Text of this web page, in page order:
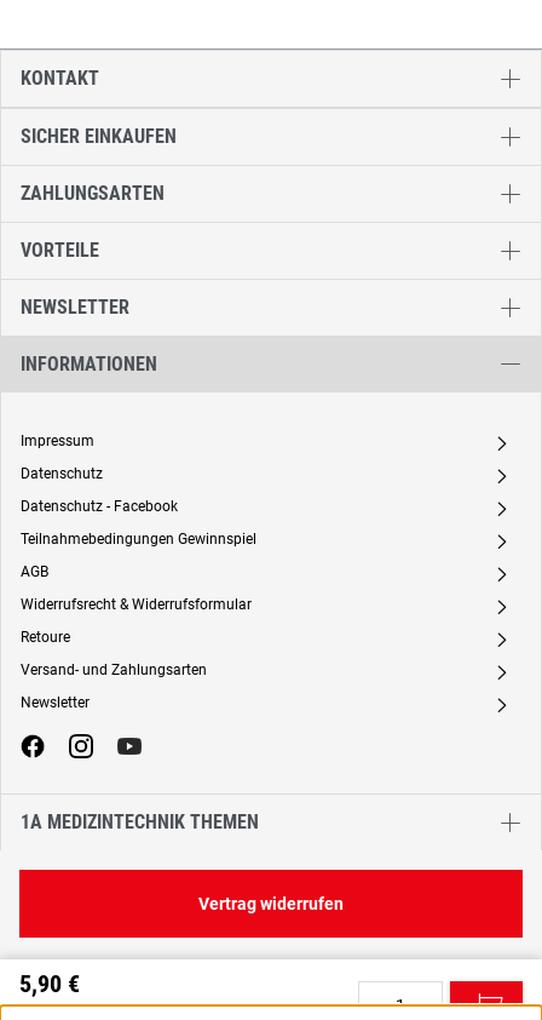
5,90 €
0,06 € / 1 Stück C
SICHER EINKAUFEN
ZAHLUNGSARTEN
VORTEILE
NEWSLETTER
INFORMATIONEN
Impressum A
Datenschutz A
Datenschutz - Facebook A
Teilnahmebedingungen Gewinnspiel A
AGB A
Widerrufsrecht & Widerrufsformular A
Retoure A
Versand- und Zahlungsarten A
Newsletter A
1A MEDIZINTECHNIK THEMEN
KONTAKT
Vertrag widerrufen